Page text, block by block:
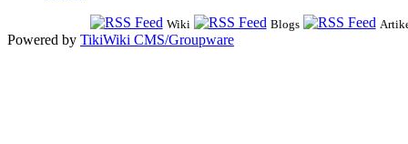
Wiki Blogs
Powered by TikiWiki CMS/Groupware